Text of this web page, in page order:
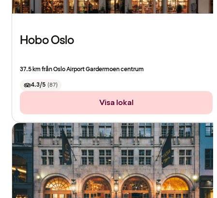
Hobo Oslo
37.5 km från Oslo Airport Gardermoen centrum
4.3/5 (87)
Visa lokal